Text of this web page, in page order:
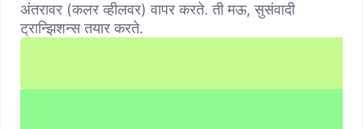
अंतरावर (कलर व्हीलवर) वापर करते. ती मऊ, सुसंवादी
ट्रान्झिशन्स तयार करते.